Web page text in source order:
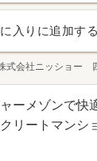
入りに追加する
式会社ニッショー
ーメゾンで
クリートマン